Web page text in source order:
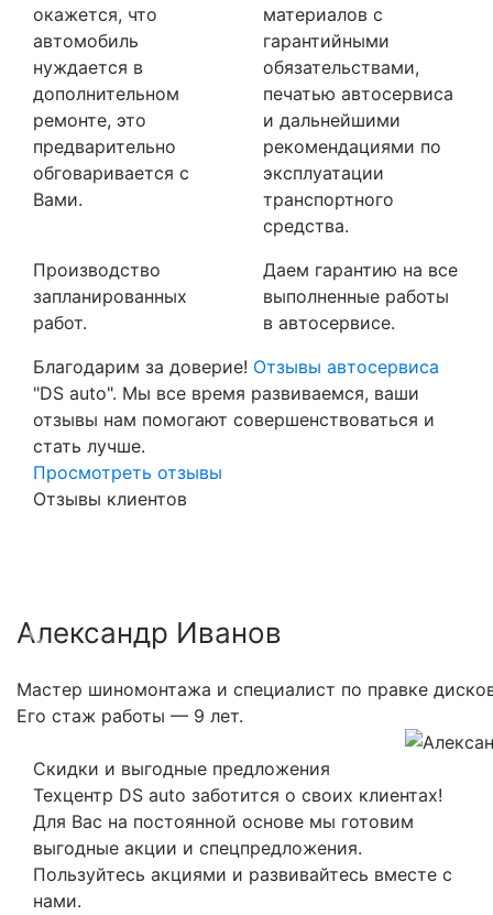
окажется, что
автомобиль
нуждается в
дополнительном
ремонте, это
предварительно
обговаривается с
Вами.
материалов с
гарантийными
обязательствами,
печатью автосервиса
и дальнейшими
рекомендациями по
эксплуатации
транспортного
средства.
Производство
запланированных
работ.
Даем гарантию на все
выполненные работы
в автосервисе.
Благодарим за доверие! Отзывы автосервиса
"DS auto". Мы все время развиваемся, ваши
отзывы нам помогают совершенствоваться и
стать лучше.
Просмотреть отзывы
Отзывы клиентов
Александр Иванов
Мастер шиномонтажа и специалист по правке
Его стаж работы — 9 лет.
Previous
Скидки и выгодные предложения
Техцентр DS auto заботится о своих клиентах!
Для Вас на постоянной основе мы готовим
выгодные акции и спецпредложения.
Пользуйтесь акциями и развивайтесь вместе с
нами.